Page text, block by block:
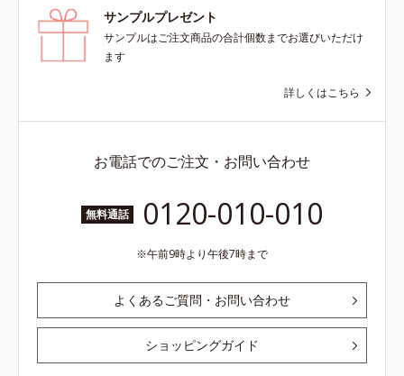
サンプルプレゼント
サンプルはご注文商品の合計個数までお選びいただけ
ます
詳しくはこちら
お電話でのご注文・お問い合わせ
無料通話 0120-010-010
午前9時より午後7時まで
よくあるご質問・お問い合わせ
ショッピングガイド